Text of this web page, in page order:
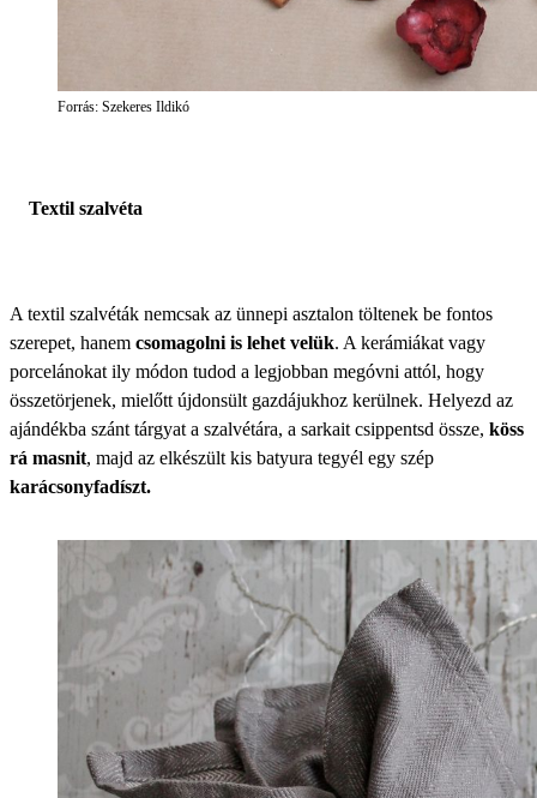
Forrás: Szekeres Ildikó
Textil szalvéta
A textil szalvéták nemcsak az ünnepi asztalon töltenek be fontos
szerepet, hanem csomagolni is lehet velük. A kerámiákat vagy
porcelánokat ily módon tudod a legjobban megóvni attól, hogy
összetörjenek, mielőtt újdonsült gazdájukhoz kerülnek. Helyezd az
ajándékba szánt tárgyat a szalvétára, a sarkait csippentsd össze, köss
rá masnit, majd az elkészült kis batyura tegyél egy szép
karácsonyfadíszt.